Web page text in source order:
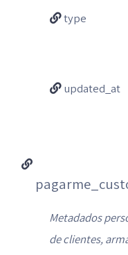
type
updated_at
Metadados
de clientes,